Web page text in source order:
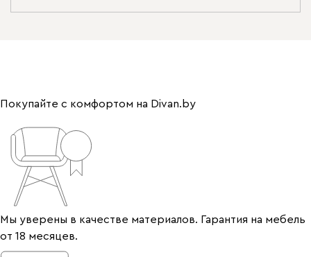
Покупайте с комфортом на Divan.by
Мы уверены в качестве материалов. Гарантия на мебель
от 18 месяцев.